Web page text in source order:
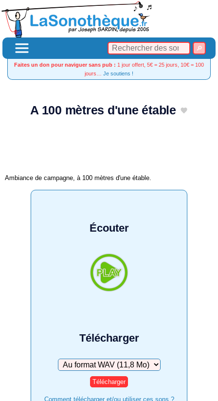
Faites un don pour naviguer sans pub : 1 jour offert, 5€ = 25 jours, 10€ = 100
jours… Je soutiens !
A 100 mètres d'une étable
Ambiance de campagne, à 100 mètres d'une étable.
Écouter
Télécharger
Télécharger
Comment télécharger et/ou utiliser ces sons ?